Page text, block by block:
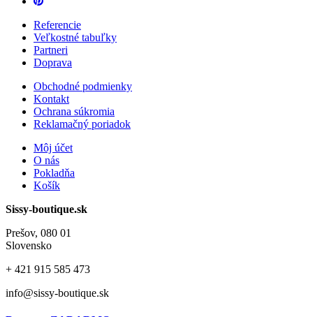
Referencie
Veľkostné tabuľky
Partneri
Doprava
Obchodné podmienky
Kontakt
Ochrana súkromia
Reklamačný poriadok
Môj účet
O nás
Pokladňa
Košík
Sissy-boutique.sk
Prešov, 080 01
Slovensko
+ 421 915 585 473
info@sissy-boutique.sk